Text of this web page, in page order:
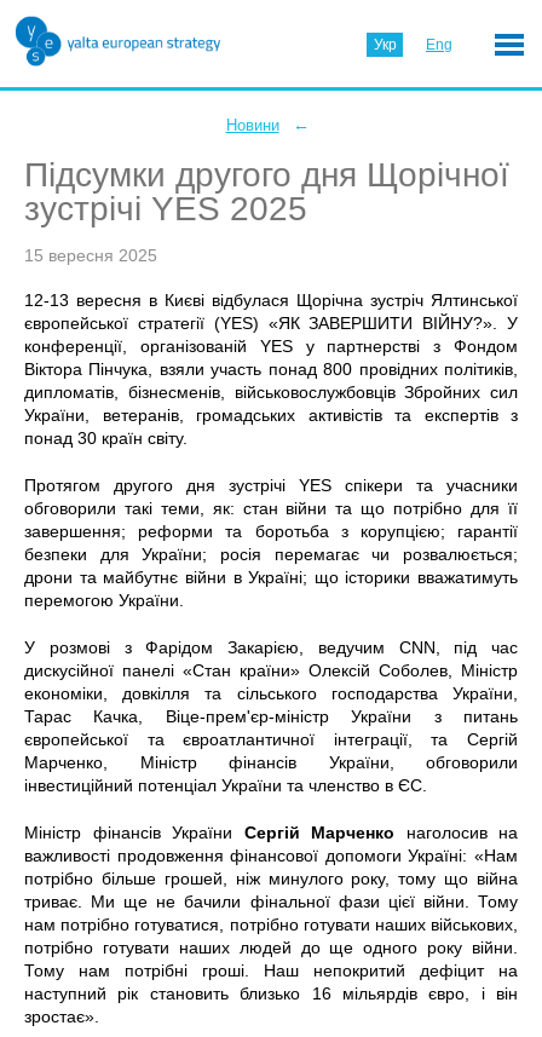
Укр Eng
Новини ←
Підсумки другого дня Щорічної
зустрічі YES 2025
15 вересня 2025
12-13 вересня в Києві відбулася Щорічна зустріч Ялтинської
європейської стратегії (YES) «ЯК ЗАВЕРШИТИ ВІЙНУ?». У
конференції, організованій YES у партнерстві з Фондом
Віктора Пінчука, взяли участь понад 800 провідних політиків,
дипломатів, бізнесменів, військовослужбовців Збройних сил
України, ветеранів, громадських активістів та експертів з
понад 30 країн світу.
Протягом другого дня зустрічі YES спікери та учасники
обговорили такі теми, як: стан війни та що потрібно для її
завершення; реформи та боротьба з корупцією; гарантії
безпеки для України; росія перемагає чи розвалюється;
дрони та майбутнє війни в Україні; що історики вважатимуть
перемогою України.
У розмові з Фарідом Закарією, ведучим CNN, під час
дискусійної панелі «Стан країни» Олексій Соболев, Міністр
економіки, довкілля та сільського господарства України,
Тарас Качка, Віце-прем'єр-міністр України з питань
європейської та євроатлантичної інтеграції, та Сергій
Марченко, Міністр фінансів України, обговорили
інвестиційний потенціал України та членство в ЄС.
Міністр фінансів України Сергій Марченко наголосив на
важливості продовження фінансової допомоги Україні: «Нам
потрібно більше грошей, ніж минулого року, тому що війна
триває. Ми ще не бачили фінальної фази цієї війни. Тому
нам потрібно готуватися, потрібно готувати наших військових,
потрібно готувати наших людей до ще одного року війни.
Тому нам потрібні гроші. Наш непокритий дефіцит на
наступний рік становить близько 16 мільярдів євро, і він
зростає».